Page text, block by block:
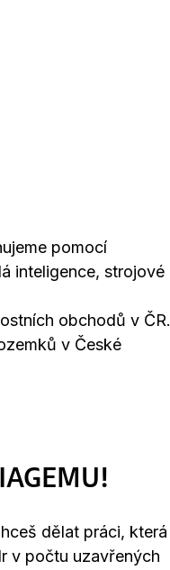
pomocí
inteligence, strojové
obchodů v ČR.
v České
dělat práci, která
v počtu uzavřených